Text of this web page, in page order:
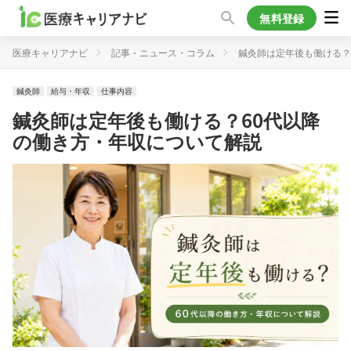
無料登録
医療キャリアナビ 記事・ニュース・コラム 鍼灸師は定年後も働ける
鍼灸師 給与・年収 仕事内容
鍼灸師は定年後も働ける？60代以降
の働き方・年収について解説